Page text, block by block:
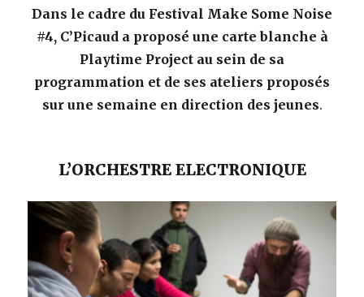
Dans le cadre du Festival Make Some Noise
#4, C’Picaud a proposé une carte blanche à
Playtime Project au sein de sa
programmation et de ses ateliers proposés
sur une semaine en direction des jeunes.
L’ORCHESTRE ELECTRONIQUE